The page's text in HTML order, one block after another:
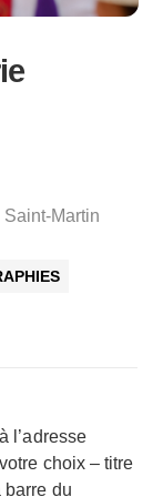
Saint-Martin
l’adresse
choix – titre
barre du